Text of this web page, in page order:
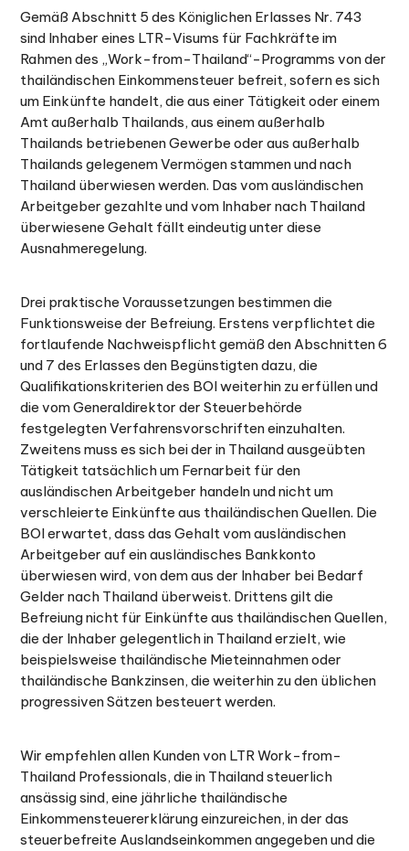
Gemäß Abschnitt 5 des Königlichen Erlasses Nr. 743
sind Inhaber eines LTR-Visums für Fachkräfte im
Rahmen des „Work-from-Thailand“-Programms von der
thailändischen Einkommensteuer befreit, sofern es sich
um Einkünfte handelt, die aus einer Tätigkeit oder einem
Amt außerhalb Thailands, aus einem außerhalb
Thailands betriebenen Gewerbe oder aus außerhalb
Thailands gelegenem Vermögen stammen und nach
Thailand überwiesen werden. Das vom ausländischen
Arbeitgeber gezahlte und vom Inhaber nach Thailand
überwiesene Gehalt fällt eindeutig unter diese
Ausnahmeregelung.
Drei praktische Voraussetzungen bestimmen die
Funktionsweise der Befreiung. Erstens verpflichtet die
fortlaufende Nachweispflicht gemäß den Abschnitten 6
und 7 des Erlasses den Begünstigten dazu, die
Qualifikationskriterien des BOI weiterhin zu erfüllen und
die vom Generaldirektor der Steuerbehörde
festgelegten Verfahrensvorschriften einzuhalten.
Zweitens muss es sich bei der in Thailand ausgeübten
Tätigkeit tatsächlich um Fernarbeit für den
ausländischen Arbeitgeber handeln und nicht um
verschleierte Einkünfte aus thailändischen Quellen. Die
BOI erwartet, dass das Gehalt vom ausländischen
Arbeitgeber auf ein ausländisches Bankkonto
überwiesen wird, von dem aus der Inhaber bei Bedarf
Gelder nach Thailand überweist. Drittens gilt die
Befreiung nicht für Einkünfte aus thailändischen Quellen,
die der Inhaber gelegentlich in Thailand erzielt, wie
beispielsweise thailändische Mieteinnahmen oder
thailändische Bankzinsen, die weiterhin zu den üblichen
progressiven Sätzen besteuert werden.
Wir empfehlen allen Kunden von LTR Work-from-
Thailand Professionals, die in Thailand steuerlich
ansässig sind, eine jährliche thailändische
Einkommensteuererklärung einzureichen, in der das
steuerbefreite Auslandseinkommen angegeben und die